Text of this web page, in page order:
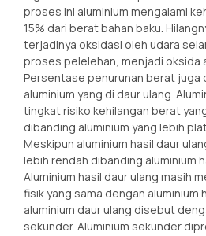
proses ini aluminium mengalami
15% dari berat bahan baku.
terjadinya oksidasi oleh udara
proses pelelehan, menjadi oksida
Persentase penurunan berat juga
aluminium yang di daur ulang.
tingkat risiko kehilangan berat
dibanding aluminium yang lebih
Meskipun aluminium hasil daur
lebih rendah dibanding aluminium
Aluminium hasil daur ulang masih
fisik yang sama dengan aluminium
aluminium daur ulang disebut
sekunder. Aluminium sekunder